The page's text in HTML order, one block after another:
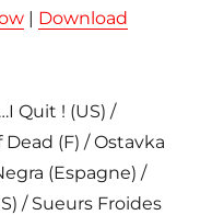
| Download
Quit ! (US) /
(F) / Ostavka
(Espagne) /
/ Sueurs Froides